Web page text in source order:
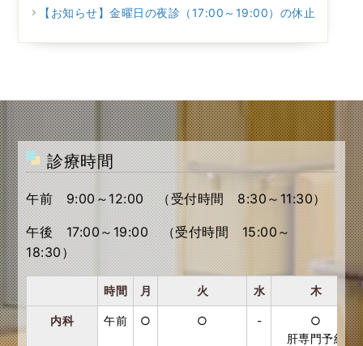
【お知らせ】金曜日の夜診（17:00～19:00）の休止
診療時間
午前 9:00～12:00 （受付時間 8:30～11:30）
午後 17:00～19:00 （受付時間 15:00～
18:30）
時間 月 火 水 木
内科 午前 ○ ○ -
○
肝専門予約